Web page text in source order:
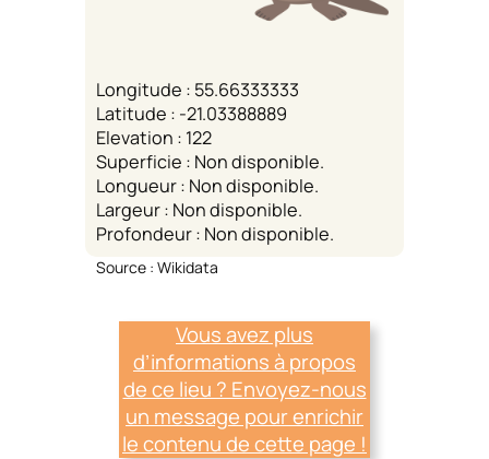
Longitude : 55.66333333
Latitude : -21.03388889
Elevation : 122
Superficie : Non disponible.
Longueur : Non disponible.
Largeur : Non disponible.
Profondeur : Non disponible.
Source : Wikidata
Vous avez plus
d’informations à propos
de ce lieu ? Envoyez-nous
un message pour enrichir
le contenu de cette page !